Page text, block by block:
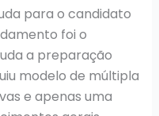
para o candidato
foi o
a preparação
modelo de múltipla
e apenas uma